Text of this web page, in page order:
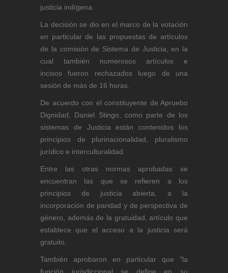
justicia indígena.
La decisión se dio en el marco de la votación
en particular de las propuestas de artículos
de la comisión de Sistema de Justicia, en la
cual también numerosos artículos e
incisos fueron rechazados luego de una
sesión de más de 16 horas.
De acuerdo con el constituyente de Apruebo
Dignidad, Daniel Stingo, como parte de los
sistemas de Justicia están contenidos los
principios de plurinacionalidad, pluralismo
jurídico e interculturalidad.
Entre las otras normas aprobadas se
encuentran las que se refieren a los
principios de justicia abierta, a la
incorporación de paridad y de perspectiva de
género, además de la gratuidad, artículo que
establece que el acceso a la justicia será
gratuito.
También aprobaron en particular que "la